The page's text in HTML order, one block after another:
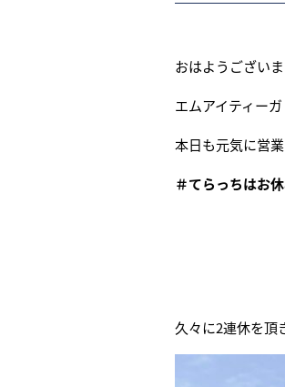
おはようござい
エムアイティーガ
本日も元気に営業
＃てらっちはお
久々に2連休を頂